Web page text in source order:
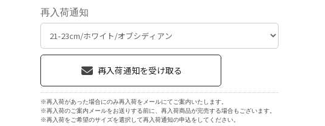
再入荷通知
※再入荷があった場合にのみ再入荷をメールにてご案内いたします。
※再入荷のご案内メールをお送りする前に、再入荷商品が完売する場合もございます。
※再入荷をご希望のサイズを選択して再入荷通知の申込をしてください。